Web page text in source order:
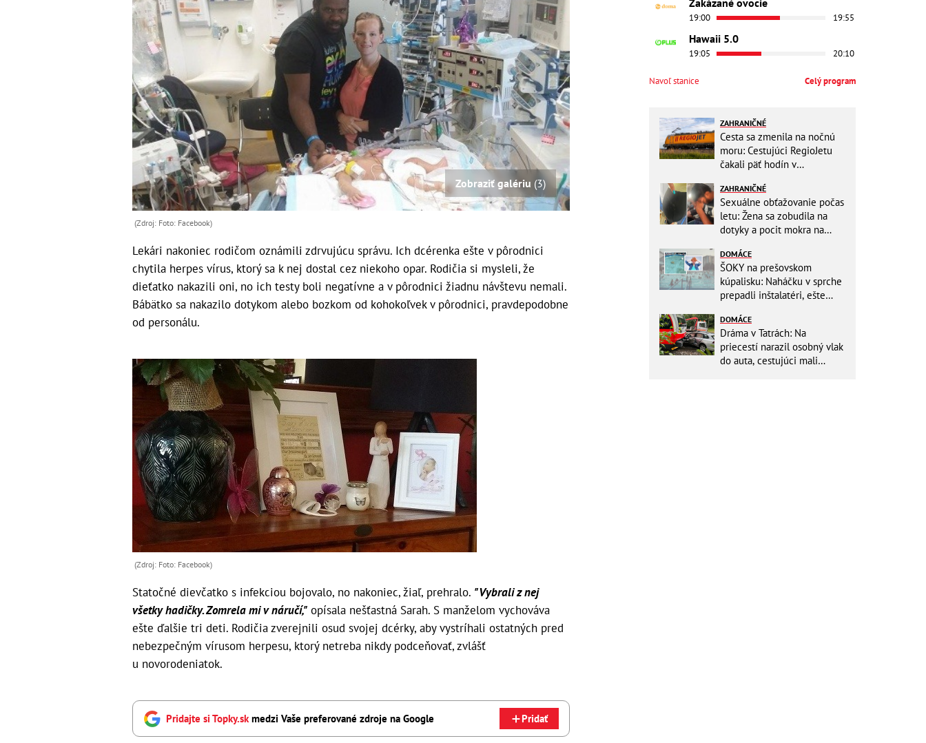
Zobraziť galériu (3)
(Zdroj: Foto: Facebook)
Lekári nakoniec rodičom oznámili zdrvujúcu správu. Ich dcérenka ešte v pôrodnici
chytila herpes vírus, ktorý sa k nej dostal cez niekoho opar. Rodičia si mysleli, že
dieťatko nakazili oni, no ich testy boli negatívne a v pôrodnici žiadnu návštevu nemali.
Bábätko sa nakazilo dotykom alebo bozkom od kohokoľvek v pôrodnici, pravdepodobne
od personálu.
(Zdroj: Foto: Facebook)
Statočné dievčatko s infekciou bojovalo, no nakoniec, žiaľ, prehralo. "Vybrali z nej
všetky hadičky. Zomrela mi v náručí," opísala nešťastná Sarah. S manželom vychováva
ešte ďalšie tri deti. Rodičia zverejnili osud svojej dcérky, aby vystríhali ostatných pred
nebezpečným vírusom herpesu, ktorý netreba nikdy podceňovať, zvlášť
u novorodeniatok.
Pridajte si Topky.skmedzi Vaše preferované zdroje na Google Pridať
19:00 19:55
Hawaii 5.0
19:05 20:10
Navoľ stanice Celý program
ZAHRANIČNÉ
Cesta sa zmenila na nočnú
moru: Cestujúci RegioJetu
čakali päť hodín v
lokomotíva
ZAHRANIČNÉ
Sexuálne obťažovanie počas
letu: Žena sa zobudila na
dotyky a pocit mokra na
priznal
DOMÁCE
ŠOKY na prešovskom
kúpalisku: Naháčku v sprche
prepadli inštalatéri, ešte
BAZÉNE
DOMÁCE
Dráma v Tatrách: Na
priecestí narazil osobný vlak
do auta, cestujúci mali